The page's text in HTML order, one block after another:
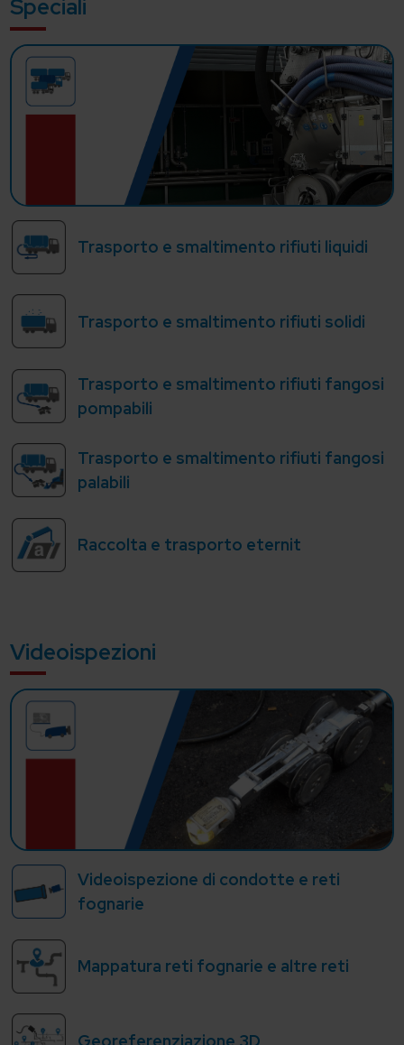
Speciali
Trasporto e smaltimento rifiuti liquidi
Trasporto e smaltimento rifiuti solidi
Trasporto e smaltimento rifiuti fangosi
pompabili
Trasporto e smaltimento rifiuti fangosi
palabili
Raccolta e trasporto eternit
Videoispezioni
Videoispezione di condotte e reti
fognarie
Mappatura reti fognarie e altre reti
Georeferenziazione 3D